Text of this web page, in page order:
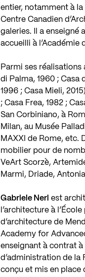
entier, notamment à la
Centre Canadien
galeries. Il a enseigné
accueilli à l’Académie
Parmi ses réalisations
di Palma, 1960 ; Casa
1996 ; Casa Mieli,
; Casa Frea, 1982 ;
San Corbiniano, à
Milan, au Musée
MAXXI de Rome, etc.
mobilier pour de
VeArt Scorzè,
Marmi, Driade,
Gabriele Neri est
l’architecture à
d’architecture de
Academy for
enseignant à contrat à
d’administration de la
conçu et mis en place